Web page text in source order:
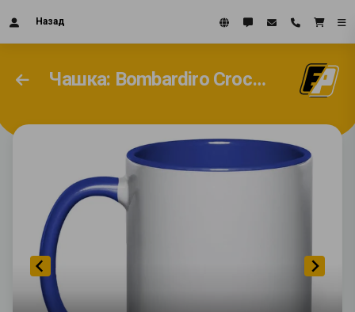
Назад
Чашка: Bombardiro Crocodillo